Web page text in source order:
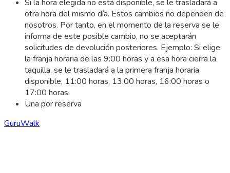
Si la hora elegida no está disponible, se le trasladará a
otra hora del mismo día. Estos cambios no dependen de
nosotros. Por tanto, en el momento de la reserva se le
informa de este posible cambio, no se aceptarán
solicitudes de devolución posteriores. Ejemplo: Si elige
la franja horaria de las 9:00 horas y a esa hora cierra la
taquilla, se le trasladará a la primera franja horaria
disponible, 11:00 horas, 13:00 horas, 16:00 horas o
17:00 horas.
Una por reserva
GuruWalk